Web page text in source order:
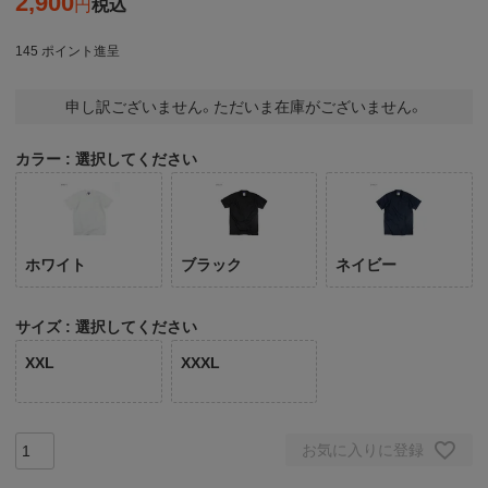
税込
145 ポイント進呈
申し訳ございません。ただいま在庫がございません。
カラー 選択してください
ホワイト ブラック ネイビー
サイズ 選択してください
XXL XXXL
お気に入りに登録